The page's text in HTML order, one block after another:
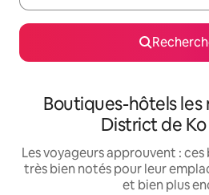
Boutiques-hôtels les
District de Ko
Les voyageurs approuvent :
très bien notés pour leur
et bien plus